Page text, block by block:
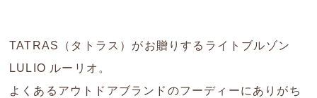
TATRAS（タトラス）がお贈りするライトブルゾン
LULIO ルーリオ。
よくあるアウトドアブランドのフーディーにありがち